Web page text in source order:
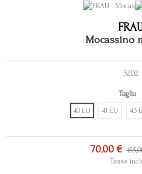
Mocassino
32D2
Taglia
40 EU 41 EU 43
70,00 €
Tasse